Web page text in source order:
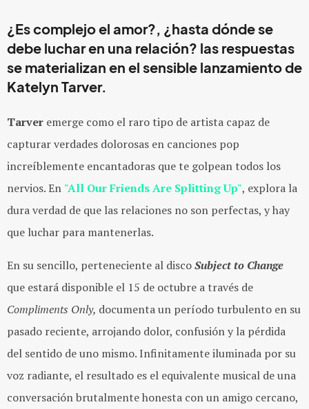
¿Es complejo el amor?, ¿hasta dónde se
debe luchar en una relación? las respuestas
se materializan en el sensible lanzamiento de
Katelyn Tarver.
Tarver emerge como el raro tipo de artista capaz de
capturar verdades dolorosas en canciones pop
increíblemente encantadoras que te golpean todos los
nervios. En "All Our Friends Are Splitting Up", explora la
dura verdad de que las relaciones no son perfectas, y hay
que luchar para mantenerlas.
En su sencillo, perteneciente al discoSubject to Change
que estará disponible el 15 de octubre a través de
Compliments Only, documenta un período turbulento en su
pasado reciente, arrojando dolor, confusión y la pérdida
del sentido de uno mismo. Infinitamente iluminada por su
voz radiante, el resultado es el equivalente musical de una
conversación brutalmente honesta con un amigo cercano,